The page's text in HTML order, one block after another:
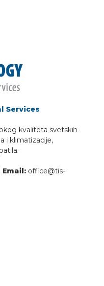
Services
kvaliteta svetskih
i klimatizacije,
Email: office@tis-